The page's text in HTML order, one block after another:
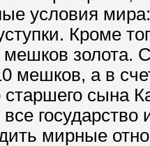
условия
Кроме
золота.
мешков, а в
старшего сына
мирные